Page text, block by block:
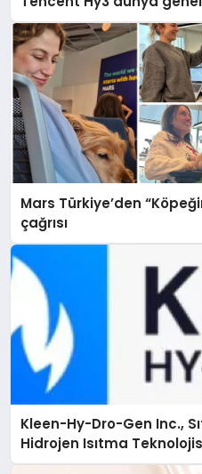
Mars Türkiye’den
çağrısı
Kleen-Hy-Dro-Gen Inc.,
Hidrojen Isıtma
Düzenleyici Onaylarını